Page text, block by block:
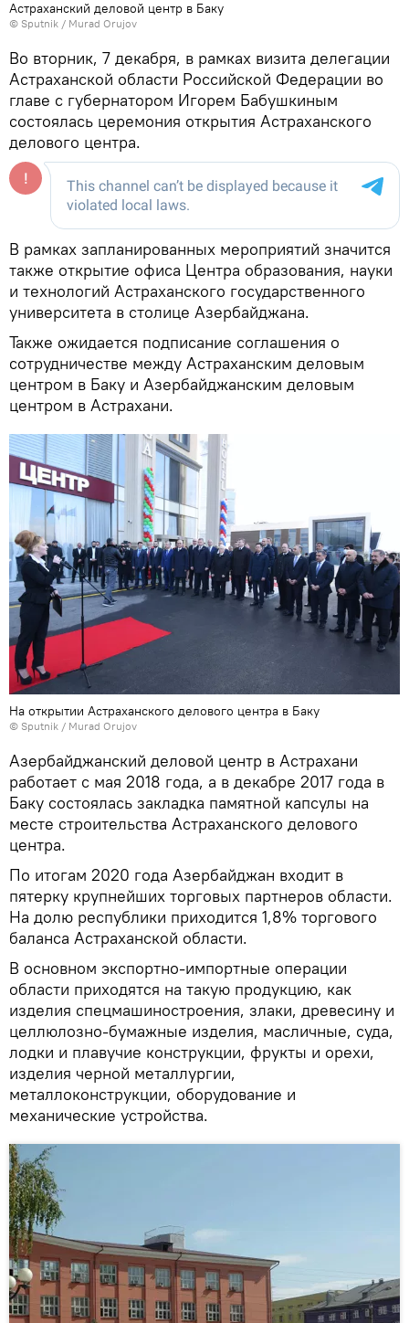
Астраханский деловой центр в Баку
© Sputnik / Murad Orujov
Во вторник, 7 декабря, в рамках визита делегации
Астраханской области Российской Федерации во
главе с губернатором Игорем Бабушкиным
состоялась церемония открытия Астраханского
делового центра.
В рамках запланированных мероприятий значится
также открытие офиса Центра образования, науки
и технологий Астраханского государственного
университета в столице Азербайджана.
Также ожидается подписание соглашения о
сотрудничестве между Астраханским деловым
центром в Баку и Азербайджанским деловым
центром в Астрахани.
На открытии Астраханского делового центра в Баку
© Sputnik / Murad Orujov
Азербайджанский деловой центр в Астрахани
работает с мая 2018 года, а в декабре 2017 года в
Баку состоялась закладка памятной капсулы на
месте строительства Астраханского делового
центра.
По итогам 2020 года Азербайджан входит в
пятерку крупнейших торговых партнеров области.
На долю республики приходится 1,8% торгового
баланса Астраханской области.
В основном экспортно-импортные операции
области приходятся на такую продукцию, как
изделия спецмашиностроения, злаки, древесину и
целлюлозно-бумажные изделия, масличные, суда,
лодки и плавучие конструкции, фрукты и орехи,
изделия черной металлургии,
металлоконструкции, оборудование и
механические устройства.